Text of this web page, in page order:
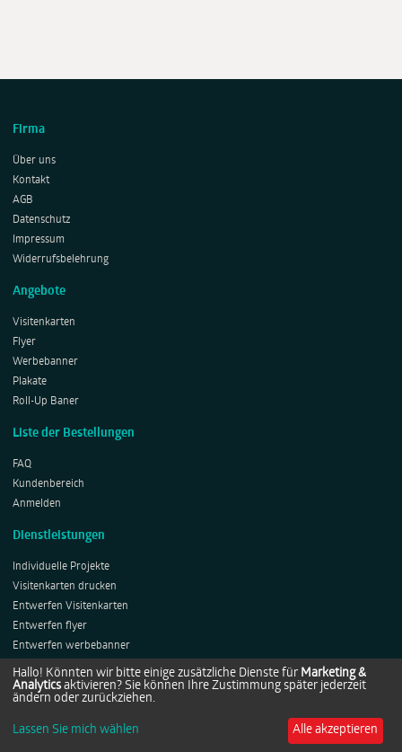
Firma
Über uns
Kontakt
AGB
Datenschutz
Impressum
Widerrufsbelehrung
Angebote
Visitenkarten
Flyer
Werbebanner
Plakate
Roll-Up Baner
Liste der Bestellungen
FAQ
Kundenbereich
Anmelden
Dienstleistungen
Individuelle Projekte
Visitenkarten drucken
Entwerfen Visitenkarten
Entwerfen flyer
Entwerfen werbebanner
Entwerfen Plakates
Entwerfen Roll-ups
Copyright © 2014-2026 by Netprints.de All rights reserved.
Hallo! Könnten wir bitte einige zusätzliche Dienste für Marketing &
Analytics aktivieren? Sie können Ihre Zustimmung später jederzeit
ändern oder zurückziehen.
Lassen Sie mich wählen Alle akzeptieren